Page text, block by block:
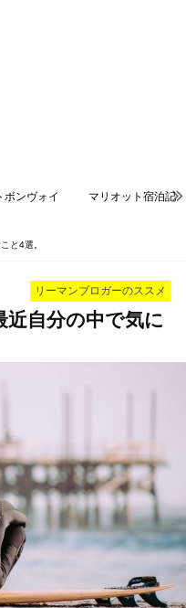
ボンヴォイ マリオット宿泊記
と4選。
リーマンブロガーのススメ
近自分の中で気に